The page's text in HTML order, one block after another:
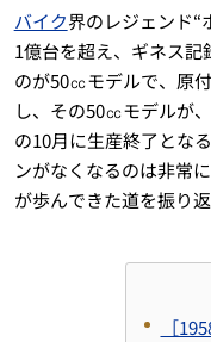
バイク界のレジェンド“
1億台を超え、ギネス
のが50㏄モデルで、原
し、その50㏄モデルが
の10月に生産終了とな
ンがなくなるのは非常
が歩んできた道を振り返
［